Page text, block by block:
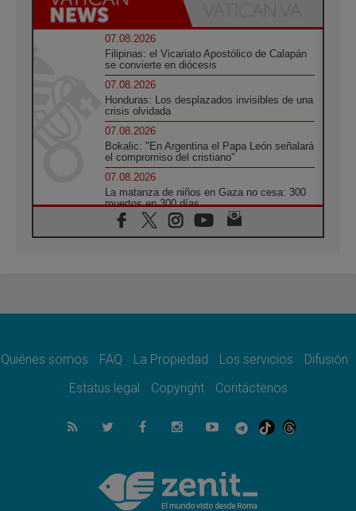
07.08.2026
Filipinas: el Vicariato Apostólico de Calapán
se convierte en diócesis
07.08.2026
Honduras: Los desplazados invisibles de una
crisis olvidada
07.08.2026
Bokalic: "En Argentina el Papa León señalará
el compromiso del cristiano"
07.08.2026
La matanza de niños en Gaza no cesa: 300
muertos en 300 días
07.08.2026
Tagle: La guerra desfigura el mundo, solo la
como misión al servicio del Evangelio
SIGNIS 2026, dar voz a las religiosas en el
07.08.2026
Lanzan un proyecto de empoderamiento
Programa oficial del Viaje Apostólico del
Papa León XIV a Francia
Quiénes somos FAQ La Propiedad Los servicios
Difusión
Estatus legal
Copyright Contáctenos